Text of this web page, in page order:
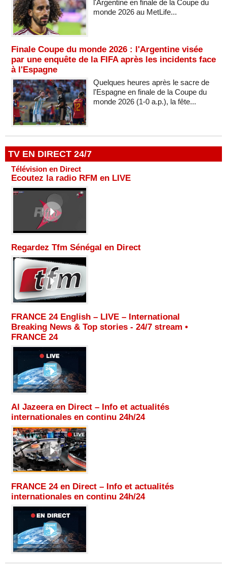
l'Argentine en finale de la Coupe du
monde 2026 au MetLife...
Finale Coupe du monde 2026 : l'Argentine visée
par une enquête de la FIFA après les incidents face
à l'Espagne
Quelques heures après le sacre de
l'Espagne en finale de la Coupe du
monde 2026 (1-0 a.p.), la fête...
TV EN DIRECT 24/7
Télévision en Direct
Ecoutez la radio RFM en LIVE
Regardez Tfm Sénégal en Direct
FRANCE 24 English – LIVE – International
Breaking News & Top stories - 24/7 stream •
FRANCE 24
Al Jazeera en Direct – Info et actualités
internationales en continu 24h/24
FRANCE 24 en Direct – Info et actualités
internationales en continu 24h/24